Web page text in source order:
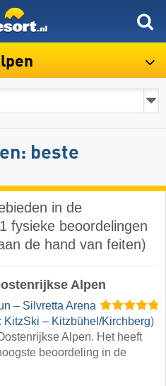
beste
in de
fysieke beoordelingen
de hand van feiten)
Alpen
– Silvretta Arena
KitzSki – Kitzbühel/​Kirchberg)
Alpen. Het heeft
beoordeling in de